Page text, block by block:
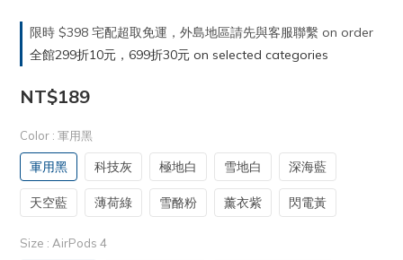
限時 $398 宅配超取免運，外島地區請先與客服聯繫 on order
全館299折10元，699折30元 on selected categories
NT$189
Color : 軍用黑
軍用黑 科技灰 極地白 雪地白 深海藍
天空藍 薄荷綠 雪酪粉 薰衣紫 閃電黃
Size : AirPods 4